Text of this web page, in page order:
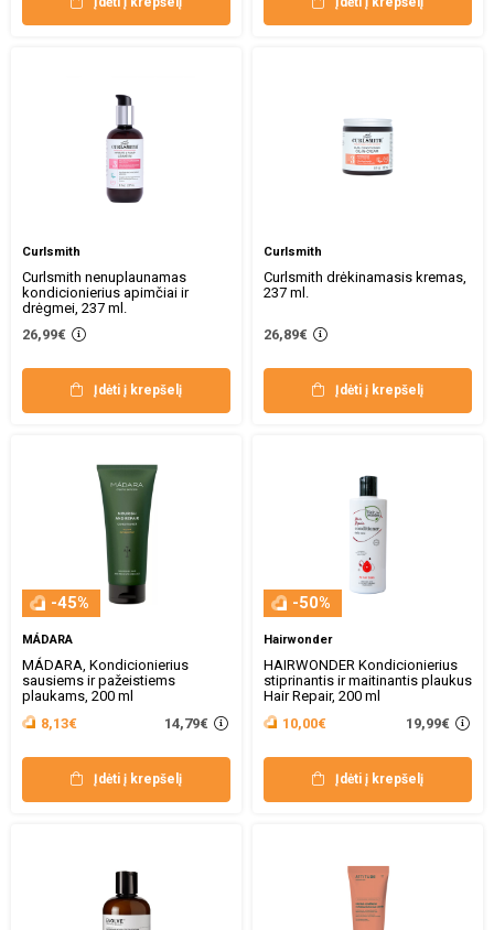
Curlsmith
Curlsmith nenuplaunamas
kondicionierius apimčiai ir
drėgmei, 237 ml.
26,99€
Įdėti į krepšelį
Curlsmith
Curlsmith drėkinamasis kremas,
237 ml.
26,89€
Įdėti į krepšelį
-45%
MÁDARA
MÁDARA, Kondicionierius
sausiems ir pažeistiems
plaukams, 200 ml
8,13€
14,79€
Įdėti į krepšelį
-50%
Hairwonder
HAIRWONDER Kondicionierius
stiprinantis ir maitinantis plaukus
Hair Repair, 200 ml
10,00€
19,99€
Įdėti į krepšelį